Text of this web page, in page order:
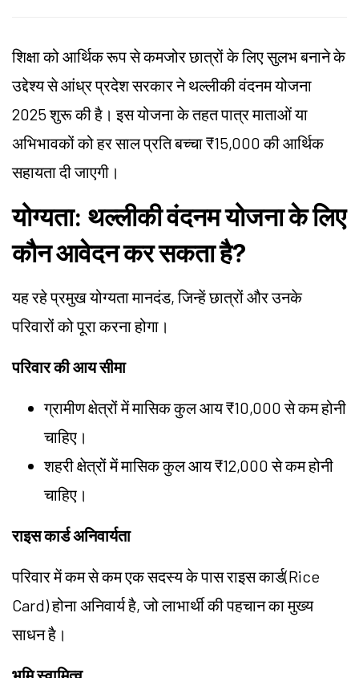
शिक्षा को आर्थिक रूप से कमजोर छात्रों के लिए सुलभ बनाने के
उद्देश्य से आंध्र प्रदेश सरकार ने थल्लीकी वंदनम योजना
2025 शुरू की है। इस योजना के तहत पात्र माताओं या
अभिभावकों को हर साल प्रति बच्चा ₹15,000 की आर्थिक
सहायता दी जाएगी।
योग्यता: थल्लीकी वंदनम योजना के लिए
कौन आवेदन कर सकता है?
यह रहे प्रमुख योग्यता मानदंड, जिन्हें छात्रों और उनके
परिवारों को पूरा करना होगा।
परिवार की आय सीमा
ग्रामीण क्षेत्रों में मासिक कुल आय ₹10,000 से कम होनी
चाहिए।
शहरी क्षेत्रों में मासिक कुल आय ₹12,000 से कम होनी
चाहिए।
राइस कार्ड अनिवार्यता
परिवार में कम से कम एक सदस्य के पास राइस कार्ड(Rice
Card) होना अनिवार्य है, जो लाभार्थी की पहचान का मुख्य
साधन है।